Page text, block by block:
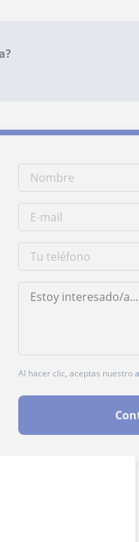
Al hacer clic, aceptas nuestro